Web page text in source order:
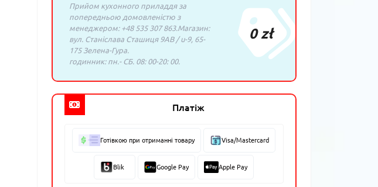
Прийом кухонного приладдя за
попередньою домовленістю з
менеджером: +48 535 307 863.Магазин:
вул. Станіслава Сташиця 9AB / u-9, 65-
175 Зелена-Гура.
годинник: пн.- СБ. 08: 00-20: 00.
0 zł
Платіж
Готівкою при отриманні товару Visa/Mastercard
Blik Google Pay Apple Pay